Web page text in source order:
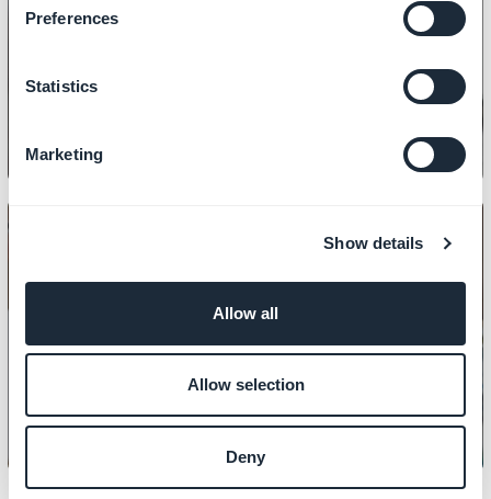
Preferences
Statistics
Marketing
Show details
Allow all
Allow selection
Deny
INDHOLD
Sådan viser du et fotogalleri